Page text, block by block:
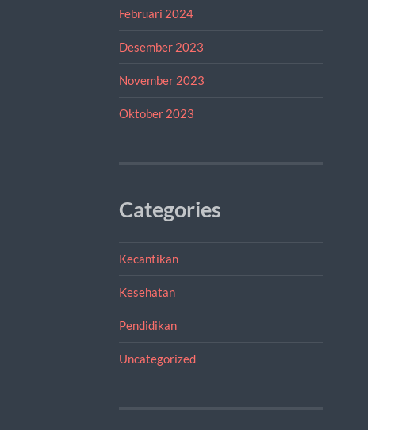
Februari 2024
Desember 2023
November 2023
Oktober 2023
Categories
Kecantikan
Kesehatan
Pendidikan
Uncategorized